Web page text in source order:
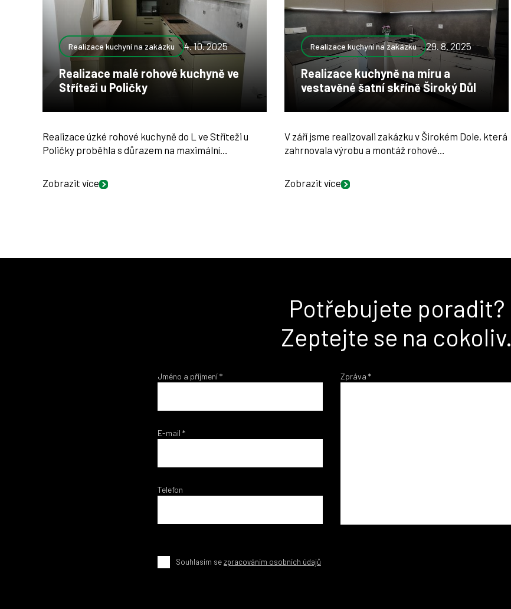
Realizace kuchyní na zakázku 4. 10. 2025
Realizace malé rohové kuchyně ve
Stříteži u Poličky
Realizace úzké rohové kuchyně do L ve Stříteži u
Poličky proběhla s důrazem na maximální…
Zobrazit více
Realizace kuchyní na zakázku 29. 8. 2025
Realizace kuchyně na míru a
vestavěné šatní skříně Široký Důl
V září jsme realizovali zakázku v Širokém Dole, která
zahrnovala výrobu a montáž rohové…
Zobrazit více
Potřebujete poradit?
Zeptejte se na cokoliv.
Jméno a příjmení*
E-mail *
Telefon
Zpráva *
Souhlasím sezpracováním osobních údajů